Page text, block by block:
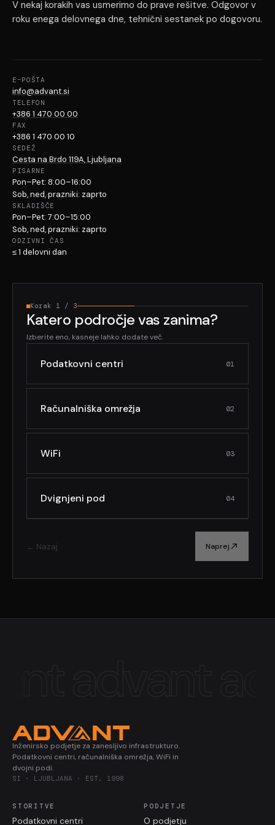
V nekaj korakih vas usmerimo do prave rešitve. Odgovor v
roku enega delovnega dne, tehnični sestanek po dogovoru.
E-POŠTA
info@advant.si
TELEFON
+386 1 470 00 00
FAX
+386 1 470 00 10
SEDEŽ
Cesta na Brdo 119A, Ljubljana
PISARNE
Pon–Pet: 8:00–16:00
Sob, ned, prazniki: zaprto
SKLADIŠČE
Pon–Pet: 7:00–15:00
Sob, ned, prazniki: zaprto
ODZIVNI ČAS
≤ 1 delovni dan
Korak 1 / 3
Katero področje vas zanima?
Izberite eno, kasneje lahko dodate več.
Podatkovni centri 01
Računalniška omrežja 02
WiFi 03
Dvignjeni pod 04
← Nazaj Naprej
Inženirsko podjetje za zanesljivo infrastrukturo.
Podatkovni centri, računalniška omrežja, WiFi in
dvojni podi.
SI · LJUBLJANA · EST. 1998
STORITVE
Podatkovni centri
PODJETJE
O podjetju